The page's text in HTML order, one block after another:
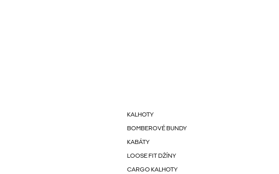
KALHOTY
BOMBEROVÉ BUNDY
KABÁTY
LOOSE FIT DŽÍNY
CARGO KALHOTY